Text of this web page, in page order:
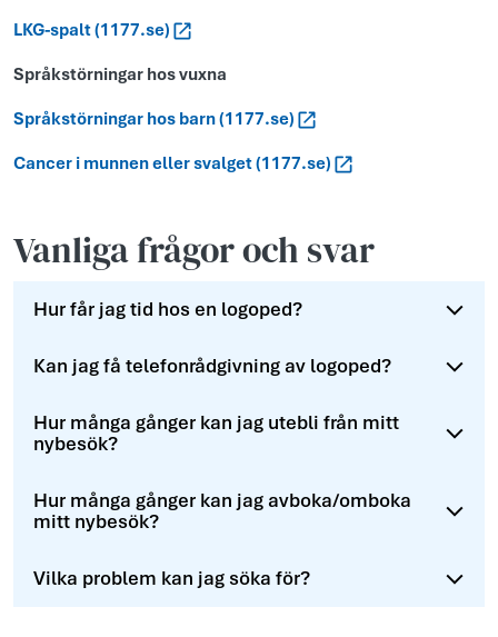
LKG-spalt (1177.se)
Språkstörningar hos vuxna
Språkstörningar hos barn (1177.se)
Cancer i munnen eller svalget (1177.se)
Vanliga frågor och svar
Hur får jag tid hos en logoped?
Kan jag få telefonrådgivning av logoped?
Hur många gånger kan jag utebli från mitt
nybesök?
Hur många gånger kan jag avboka/omboka
mitt nybesök?
Vilka problem kan jag söka för?